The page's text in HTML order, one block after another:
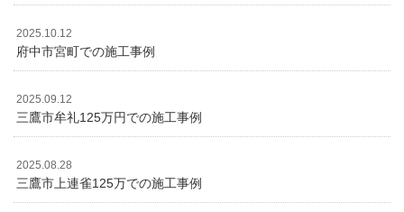
2025.10.12
府中市宮町での施工事例
2025.09.12
三鷹市牟礼125万円での施工事例
2025.08.28
三鷹市上連雀125万での施工事例